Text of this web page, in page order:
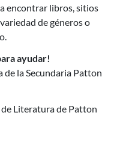
encontrar libros, sitios
de géneros o
ayudar!
de la Secundaria Patton
Literatura de Patton